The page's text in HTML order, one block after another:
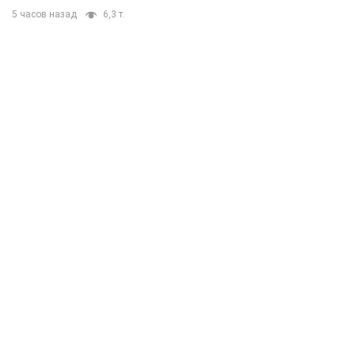
5 часов назад 6,3 т.